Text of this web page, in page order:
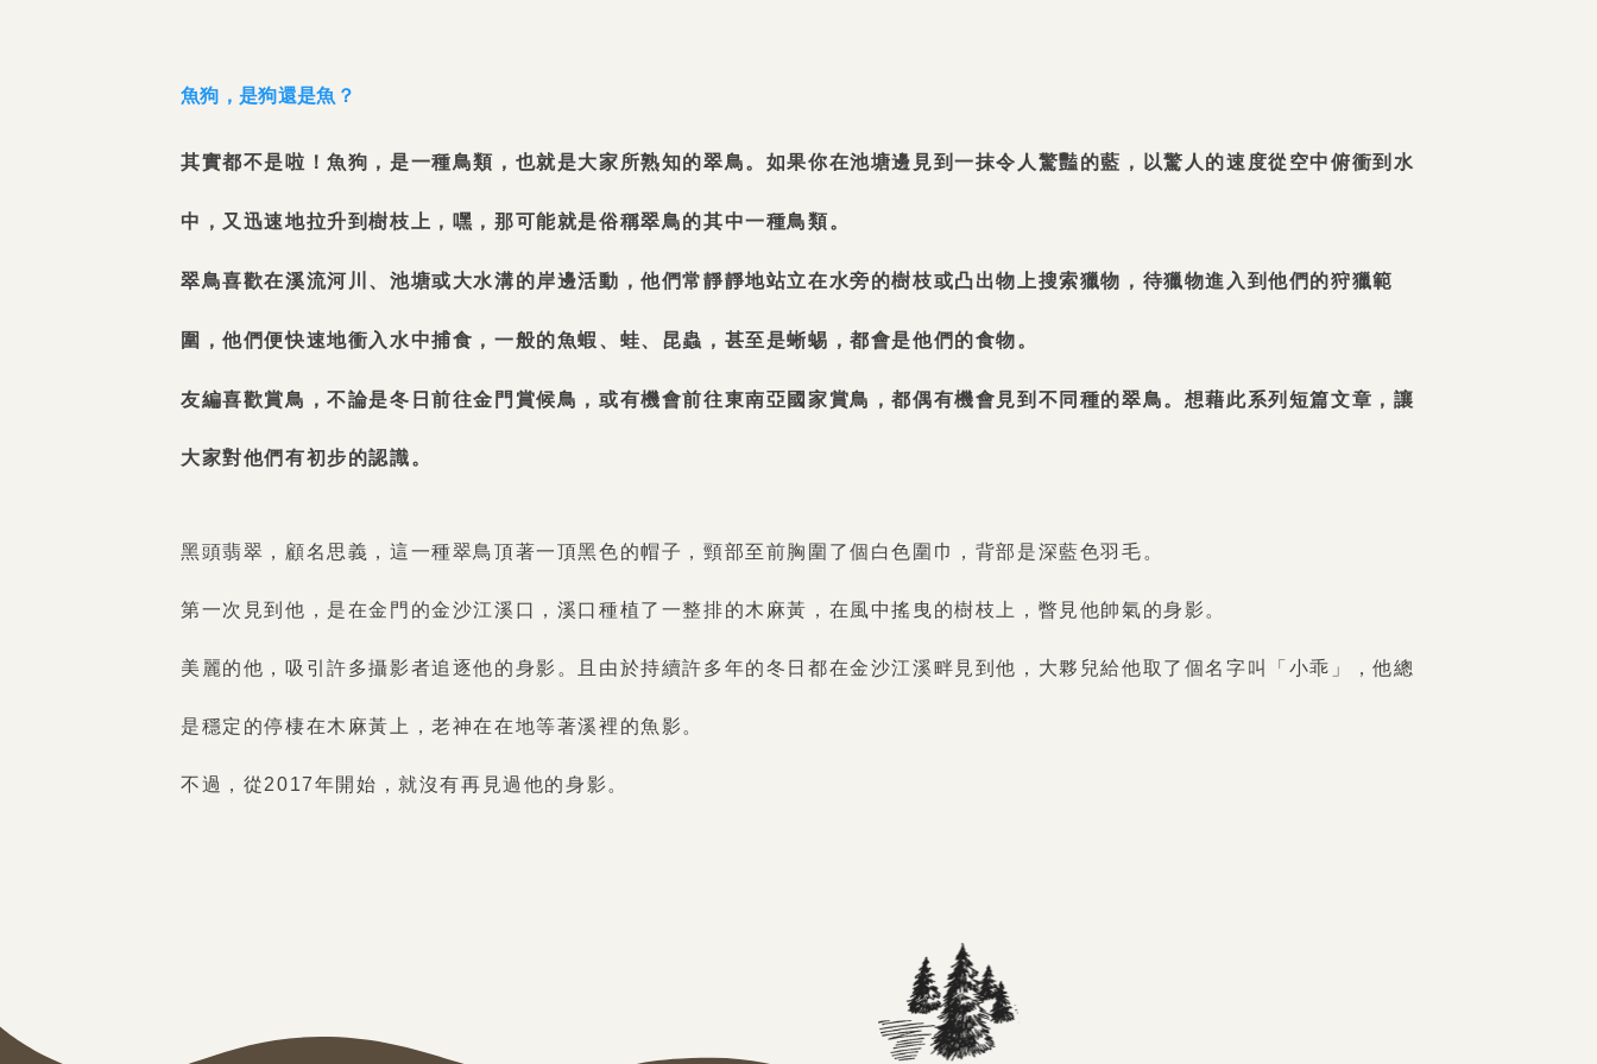
魚狗，是狗還是魚？
其實都不是啦！魚狗，是一種鳥類，也就是大家所熟知的翠鳥。如果你在池塘邊見到一抹令人驚豔的藍，以驚人的速度從空中俯衝到水
中，又迅速地拉升到樹枝上，嘿，那可能就是俗稱翠鳥的其中一種鳥類。
翠鳥喜歡在溪流河川、池塘或大水溝的岸邊活動，他們常靜靜地站立在水旁的樹枝或凸出物上搜索獵物，待獵物進入到他們的狩獵範
圍，他們便快速地衝入水中捕食，一般的魚蝦、蛙、昆蟲，甚至是蜥蜴，都會是他們的食物。
友編喜歡賞鳥，不論是冬日前往金門賞候鳥，或有機會前往東南亞國家賞鳥，都偶有機會見到不同種的翠鳥。想藉此系列短篇文章，讓
大家對他們有初步的認識。
黑頭翡翠，顧名思義，這一種翠鳥頂著一頂黑色的帽子，頸部至前胸圍了個白色圍巾，背部是深藍色羽毛。
第一次見到他，是在金門的金沙江溪口，溪口種植了一整排的木麻黃，在風中搖曳的樹枝上，瞥見他帥氣的身影。
美麗的他，吸引許多攝影者追逐他的身影。且由於持續許多年的冬日都在金沙江溪畔見到他，大夥兒給他取了個名字叫「小乖」，他總
是穩定的停棲在木麻黃上，老神在在地等著溪裡的魚影。
不過，從2017年開始，就沒有再見過他的身影。